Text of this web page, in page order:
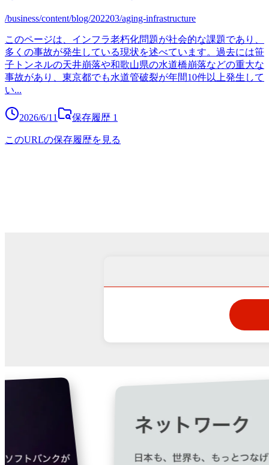
/business/content/blog/202203/aging-infrastructure
このページは、インフラ老朽化問題が社会的な課題であり、
多くの事故が発生している現状を述べています。過去には笹
子トンネルの天井崩落や和歌山県の水道橋崩落などの重大な
事故があり、東京都でも水道管破裂が年間10件以上発生して
い...
2026/6/11 保存履歴 1
このURLの保存履歴を見る